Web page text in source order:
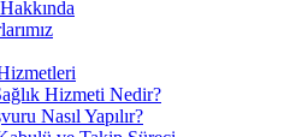
Hizmeti Nedir?
Nasıl Yapılır?